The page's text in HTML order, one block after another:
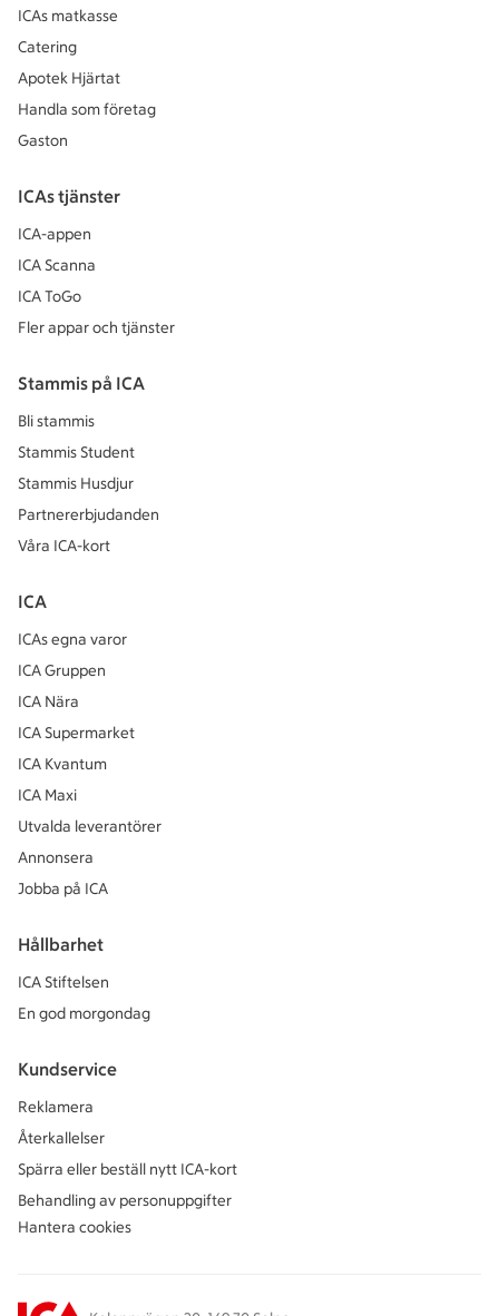
ICAs matkasse
Catering
Apotek Hjärtat
Handla som företag
Gaston
ICAs tjänster
ICA-appen
ICA Scanna
ICA ToGo
Fler appar och tjänster
Stammis på ICA
Bli stammis
Stammis Student
Stammis Husdjur
Partnererbjudanden
Våra ICA-kort
ICA
ICAs egna varor
ICA Gruppen
ICA Nära
ICA Supermarket
ICA Kvantum
ICA Maxi
Utvalda leverantörer
Annonsera
Jobba på ICA
Hållbarhet
ICA Stiftelsen
En god morgondag
Kundservice
Reklamera
Återkallelser
Spärra eller beställ nytt ICA-kort
Behandling av personuppgifter
Hantera cookies